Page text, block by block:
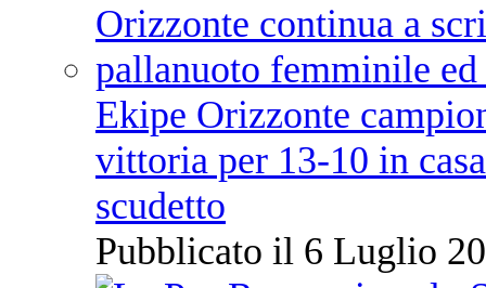
Ekipe Orizzonte
vittoria per 13-10 in
scudetto
Pubblicato il 6 Luglio